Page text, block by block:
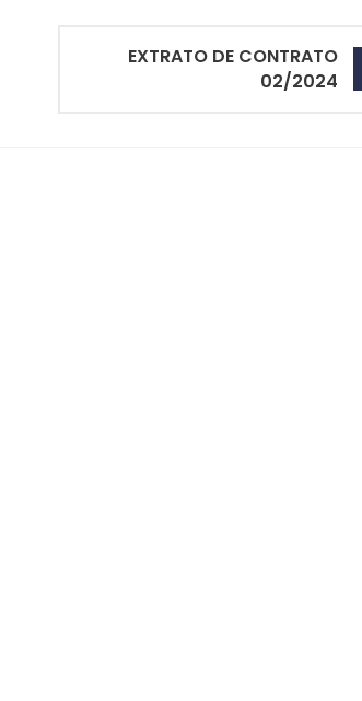
EXTRATO DE CONTRATO
02/2024